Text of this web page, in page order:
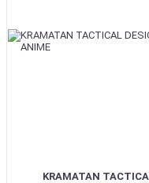
KRAMATAN